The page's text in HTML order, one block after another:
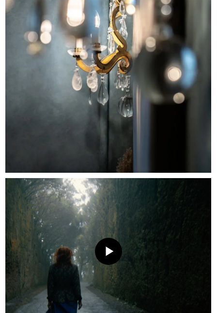
En sus trabajos, Nadya Chak
se esfuerza por crear interiores
es individual. Y la individualidad
del interior debe corresponder
a la individualidad
de su propietario. En el mundo
moderno, el diseño
se ha convertido en un concepto
muy amplio. Un diseño
de interiores exitoso incluye
ergonomía (espacio bien
pensado) y estética.
"La integración acertada y sutil
de estos dos conceptos
en el interior, en mi opinión,
El proyecto "El Ritmo del Silencio"
en la exposición internacional Casa
Decor Madrid 2026